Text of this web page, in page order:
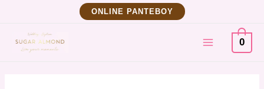
περιεχόμενο
ΟNLINE ΡΑΝΤΕΒΟΥ
MAIN
MENU
0
Sorted
by